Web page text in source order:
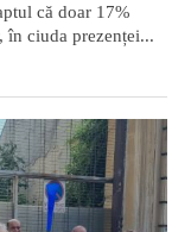
că doar 17%
în ciuda prezenței...